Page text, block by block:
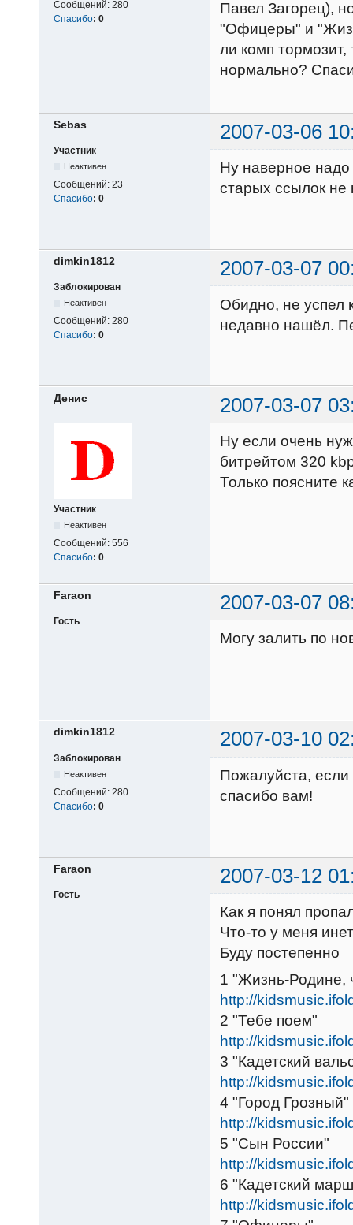
Сообщений: 280
Спасибо: 0
Павел Загорец),
"Офицеры" и
ли комп
нормально?
Sebas 2007-03-06
Участник
Неактивен
Сообщений: 23
Спасибо: 0
Ну наверное надо
старых ссылок не
dimkin1812 2007-03-07
Заблокирован
Неактивен
Сообщений: 280
Спасибо: 0
Обидно, не успел
недавно нашёл.
Денис 2007-03-07
Участник
Неактивен
Сообщений: 556
Спасибо: 0
Ну если очень
битрейтом 320
Только поясните
Faraon 2007-03-07
Гость
Могу залить по
dimkin1812 2007-03-10
Заблокирован
Неактивен
Сообщений: 280
Спасибо: 0
Пожалуйста,
спасибо вам!
Faraon 2007-03-12
Гость
Как я понял
Что-то у меня
Буду постепенно
1 "Жизнь-Родине,
http://
2 "Тебе поем"
http://
3 "Кадетский
http://
4 "Город Грозный"
http://
5 "Сын России"
http://
6 "Кадетский
http://